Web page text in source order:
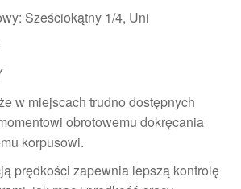
Sześciokątny 1/4, Uni
w miejscach trudno dostępnych
obrotowemu dokręcania
korpusowi.
prędkości zapewnia lepszą kontrolę